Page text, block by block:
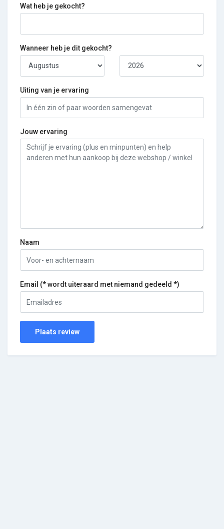
Wat heb je gekocht?
Wanneer heb je dit gekocht?
Uiting van je ervaring
Jouw ervaring
Naam
Email (* wordt uiteraard met niemand gedeeld *)
Plaats review